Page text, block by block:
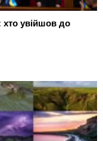
увійшов до